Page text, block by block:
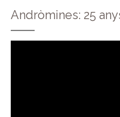
Andròmines: 25